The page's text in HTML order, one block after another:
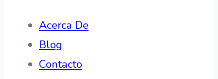
Acerca De
Blog
Contacto